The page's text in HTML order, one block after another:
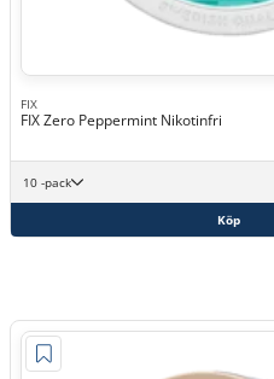
FIX
FIX Zero Peppermint Nikotinfri
10 -pack
Köp